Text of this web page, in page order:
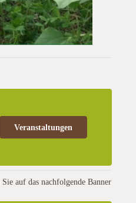
Veranstaltungen
auf das nachfolgende Banner